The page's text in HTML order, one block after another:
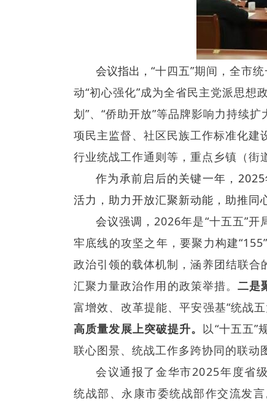
会议指出， “十四五”期间，全市
动“初心强化”成为全省民主党派思想
划”、“侨助开放”等品牌影响力持续扩
项民主监督、社区民族工作标准化建
行业统战工作通则等，重点乡镇（街
作为承前启后的关键一年，
活力，助力开放汇聚新动能，助推同
会议强调，2026年是“十五五”
牢底线的攻坚之年，要聚力构建
政治引领的载体机制，涵养团结联合
汇聚力量政治作用的政策举措。 二是
富增效、改革提能、平安强基“统战
高质量发展上突破提升。 以“十五五”
联心图景、统战工作多跨协同的联动
会议通报了金华市2025年度省
统战部、永康市委统战部作交流发言